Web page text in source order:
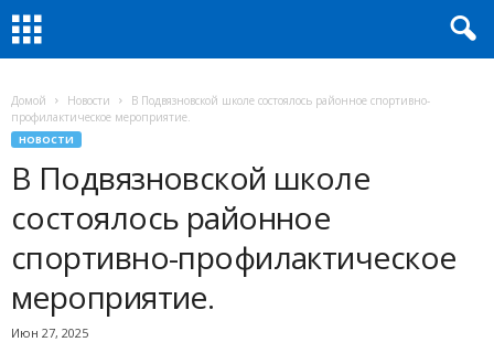
Домой Новости
В Подвязновской школе состоялось районное спортивно-
профилактическое мероприятие.
НОВОСТИ
В Подвязновской школе
состоялось районное
спортивно-профилактическое
мероприятие.
Июн 27, 2025